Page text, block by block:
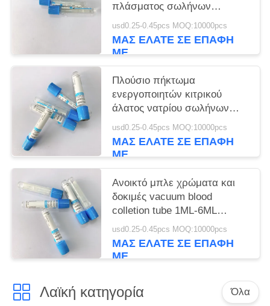
πλάσματος σωλήνων
ηπαρίνης λίθιου της PET
γυαλιού
usd0.25-0.45pcs MOQ:10000pcs
ΜΑΣ ΕΛΆΤΕ ΣΕ ΕΠΑΦΉ
ΜΕ
Πλούσιο πήκτωμα
ενεργοποιητών κιτρικού
άλατος νατρίου σωλήνων
10ml ACD αίματος PT
πλάσματος 9:1
usd0.25-0.45pcs MOQ:10000pcs
ΜΑΣ ΕΛΆΤΕ ΣΕ ΕΠΑΦΉ
ΜΕ
Ανοικτό μπλε χρώματα και
δοκιμές vacuum blood
colletion tube 1ML-6ML
σωλήνων PT για τη
φλεβοτομία
usd0.25-0.45pcs MOQ:10000pcs
ΜΑΣ ΕΛΆΤΕ ΣΕ ΕΠΑΦΉ
ΜΕ
Λαϊκή κατηγορία Όλα